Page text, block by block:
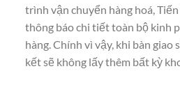
trình vận chuyển hàng hoá,
thông báo chi tiết toàn bộ kinh
hàng. Chính vì vậy, khi bàn giao
kết sẽ không lấy thêm bất kỳ